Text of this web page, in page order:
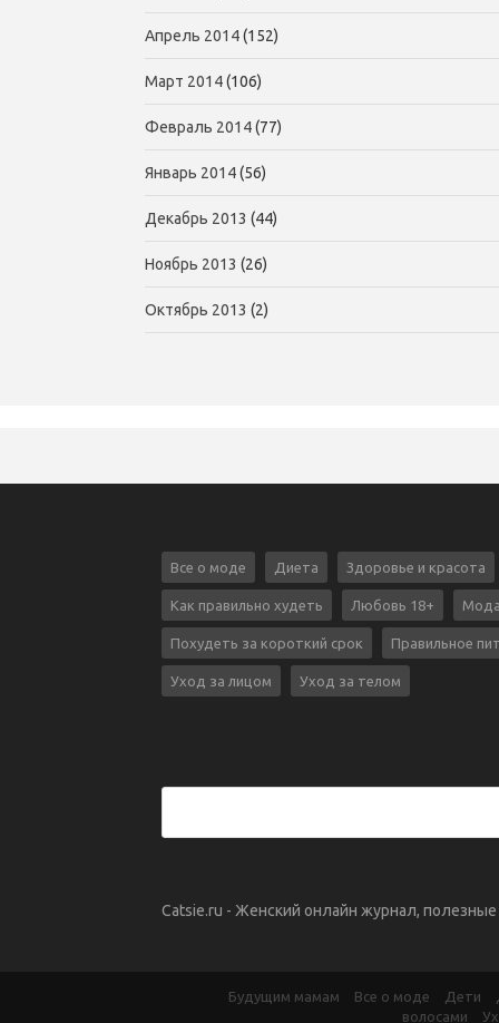
Апрель 2014(152)
Март 2014(106)
Февраль 2014(77)
Январь 2014(56)
Декабрь 2013 (44)
Ноябрь 2013 (26)
Октябрь 2013 (2)
Все о моде Диета Здоровье и красота
Как правильно худеть Любовь 18+
Похудеть за короткий срок Правильное
Уход за лицом Уход за телом
Catsie.ru - Женский онлайн журнал,
Будущим мамам Все о моде Дети
волосами